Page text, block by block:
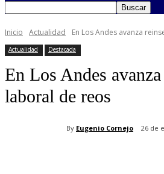
Inicio Actualidad En Los Andes avanza
Actualidad Destacada
En Los Andes
laboral de reos
By Eugenio Cornejo 26 de